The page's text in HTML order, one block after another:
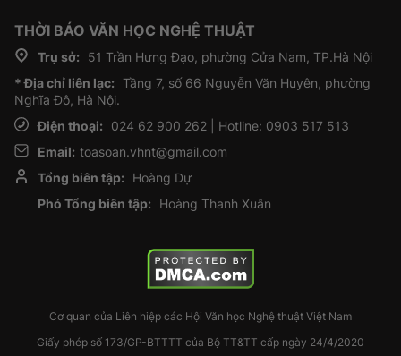
THỜI BÁO VĂN HỌC NGHỆ THUẬT
Trụ sở:
51 Trần Hưng Đạo, phường Cửa Nam, TP.Hà Nội
* Địa chỉ liên lạc: Tầng 7, số 66 Nguyễn Văn Huyên, phường
Nghĩa Đô, Hà Nội.
Điện thoại:
024 62 900 262 | Hotline: 0903 517 513
Email: toasoan.vhnt@gmail.com
Tổng biên tập:
Hoàng Dự
Phó Tổng biên tập:
Hoàng Thanh Xuân
Cơ quan của Liên hiệp các Hội Văn học Nghệ thuật Việt Nam
Giấy phép số 173/GP-BTTTT của Bộ TT&TT cấp ngày 24/4/2020